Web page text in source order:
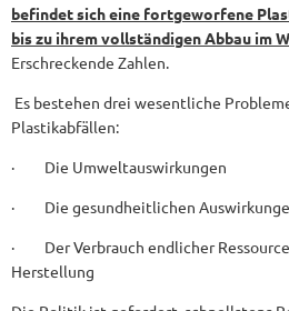
befindet sich eine fortgeworfene
bis zu ihrem vollständigen Abbau im
Erschreckende Zahlen.
Es bestehen drei wesentliche
Plastikabfällen:
· Die Umweltauswirkungen
· Die gesundheitlichen
· Der Verbrauch endlicher
Herstellung